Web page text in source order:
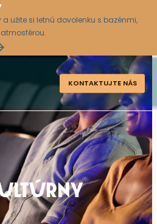
užite si letnú dovolenku s bazénmi,
KONTAKTUJTE NÁS